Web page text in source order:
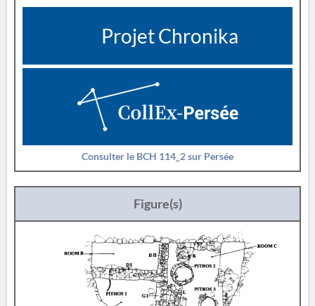
Projet Chronika
Consulter le BCH 114_2 sur Persée
Figure(s)